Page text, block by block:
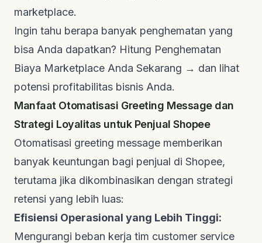
marketplace.
Ingin tahu berapa banyak penghematan yang
bisa Anda dapatkan? Hitung Penghematan
Biaya Marketplace Anda Sekarang → dan lihat
potensi profitabilitas bisnis Anda.
Manfaat Otomatisasi Greeting Messagedan
Strategi Loyalitas untuk Penjual Shopee
Otomatisasi greeting message memberikan
banyak keuntungan bagi penjual di Shopee,
terutama jika dikombinasikan dengan strategi
retensi yang lebih luas:
Efisiensi Operasional yang Lebih Tinggi:
Mengurangi beban kerja tim customer service